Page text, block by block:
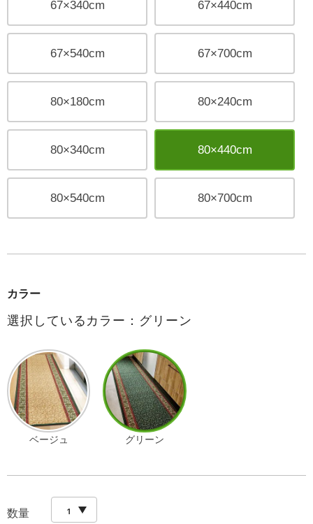
67×340cm 67×440cm
67×540cm 67×700cm
80×180cm 80×240cm
80×340cm 80×440cm
80×540cm 80×700cm
カラー
選択しているカラー：グリーン
ベージュ グリーン
数量